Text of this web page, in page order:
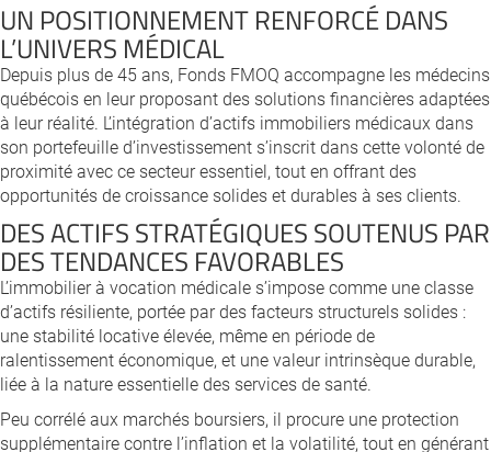
UN POSITIONNEMENT RENFORCÉ DANS
L’UNIVERS MÉDICAL
Depuis plus de 45 ans, Fonds FMOQ accompagne les médecins
québécois en leur proposant des solutions financières adaptées
à leur réalité. L’intégration d’actifs immobiliers médicaux dans
son portefeuille d’investissement s’inscrit dans cette volonté de
proximité avec ce secteur essentiel, tout en offrant des
opportunités de croissance solides et durables à ses clients.
DES ACTIFS STRATÉGIQUES SOUTENUS PAR
DES TENDANCES FAVORABLES
L’immobilier à vocation médicale s’impose comme une classe
d’actifs résiliente, portée par des facteurs structurels solides :
une stabilité locative élevée, même en période de
ralentissement économique, et une valeur intrinsèque durable,
liée à la nature essentielle des services de santé.
Peu corrélé aux marchés boursiers, il procure une protection
supplémentaire contre l’inflation et la volatilité, tout en générant